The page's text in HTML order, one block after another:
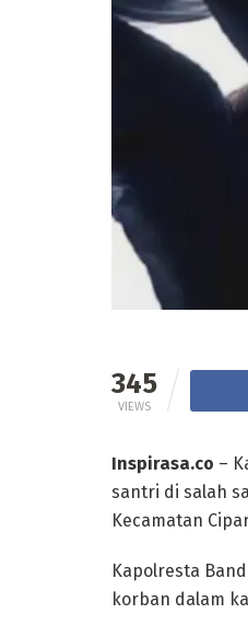
345
VIEWS
Inspirasa.co –
santri di salah
Kecamatan
Kapolresta
korban dalam